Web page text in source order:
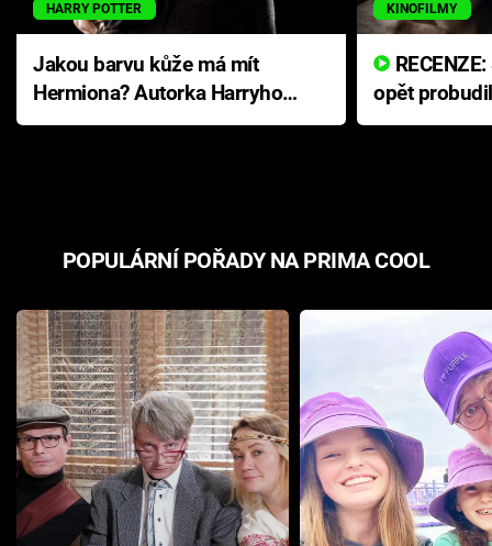
HARRY POTTER
Jakou barvu kůže má mít
Hermiona? Autorka Harryho
Pottera přišla s ráznou
KINOFILMY
opět
přichází s
POPULÁRNÍ POŘADY NA PRIMA COOL